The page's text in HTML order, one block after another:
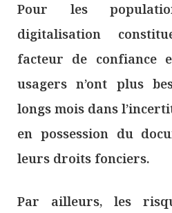
Pour les
digitalisation
facteur de confiance
usagers n’ont plus
longs mois dans
en possession du
leurs droits fonciers.
Par ailleurs, les